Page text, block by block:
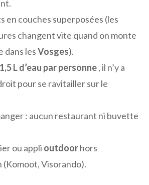
en couches superposées (les
changent vite quand on monte
dans lesVosges).
1,5 L d’eau par personne, il n’y a
pour se ravitailler sur le
: aucun restaurant ni buvette
ou appli outdoorhors
(Komoot, Visorando).